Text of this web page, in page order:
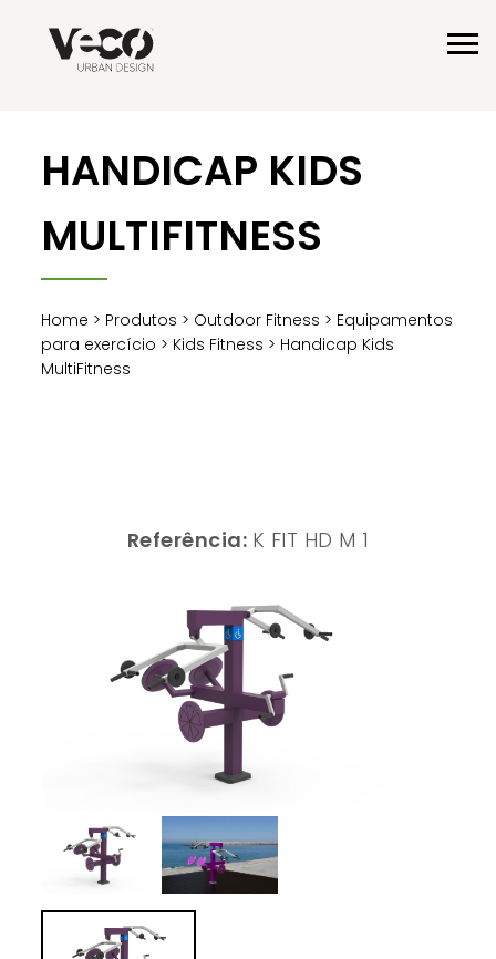
HANDICAP KIDS
MULTIFITNESS
Home > Produtos > Outdoor Fitness > Equipamentos
para exercício > Kids Fitness > Handicap Kids
MultiFitness
Referência: K FIT HD M 1